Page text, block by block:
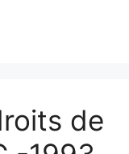
de